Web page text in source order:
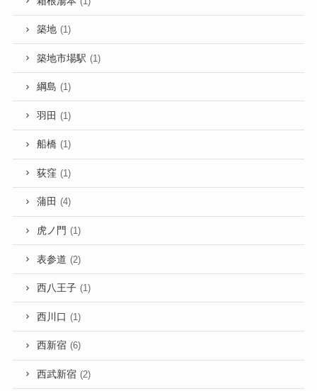
築地 (1)
築地市場駅 (1)
綱島 (1)
羽田 (1)
船橋 (1)
荻窪 (1)
蒲田 (4)
虎ノ門 (1)
表参道 (2)
西八王子 (1)
西川口 (1)
西新宿 (6)
西武新宿 (2)